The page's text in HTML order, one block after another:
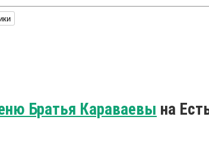
Братья Караваевы на